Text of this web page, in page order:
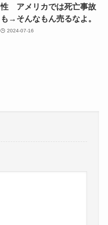
性 アメリカでは死亡事故
も→そんなもん売るなよ。
2024-07-16